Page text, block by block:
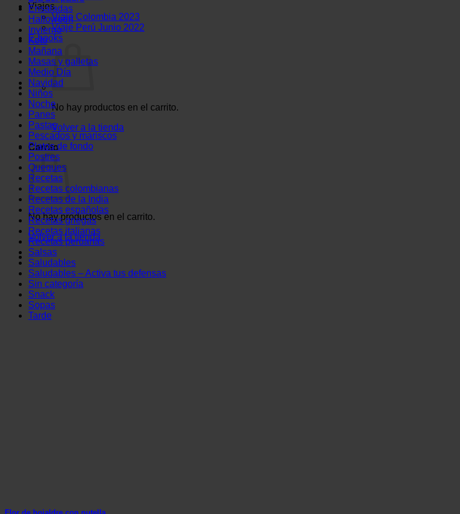
Viajes
Viaje Colombia 2023
Viaje Perú Junio 2022
E-books
No hay productos en el carrito.
Volver a la tienda
Carrito
No hay productos en el carrito.
Volver a la tienda
Ensaladas
Halloween
Invierno
Keto
Mañana
Masas y galletas
Medio Día
Navidad
Niños
Noche
Panes
Pastas
Pescados y mariscos
Platos de fondo
Postres
Queques
Recetas
Recetas colombianas
Recetas de la India
Recetas españolas
Recetas griegas
Recetas italianas
Recetas peruanas
Salsas
Saludables
Saludables – Activa tus defensas
Sin categoría
Snack
Sopas
Tarde